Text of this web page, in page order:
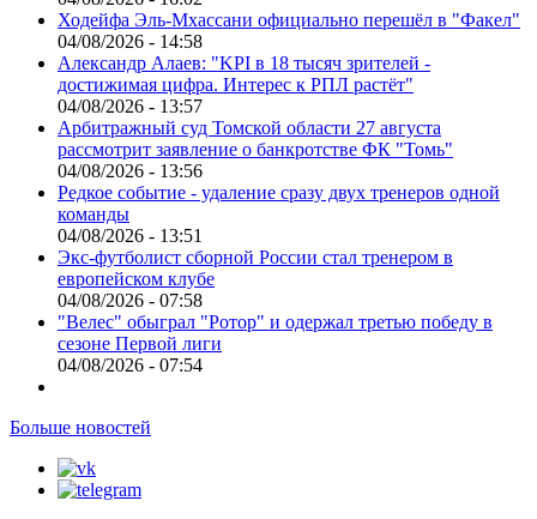
Ходейфа Эль-Мхассани официально перешёл в "Факел"
04/08/2026 - 14:58
Александр Алаев: "KPI в 18 тысяч зрителей -
достижимая цифра. Интерес к РПЛ растёт"
04/08/2026 - 13:57
Арбитражный суд Томской области 27 августа
рассмотрит заявление о банкротстве ФК "Томь"
04/08/2026 - 13:56
Редкое событие - удаление сразу двух тренеров одной
команды
04/08/2026 - 13:51
Экс-футболист сборной России стал тренером в
европейском клубе
04/08/2026 - 07:58
"Велес" обыграл "Ротор" и одержал третью победу в
сезоне Первой лиги
04/08/2026 - 07:54
Больше новостей